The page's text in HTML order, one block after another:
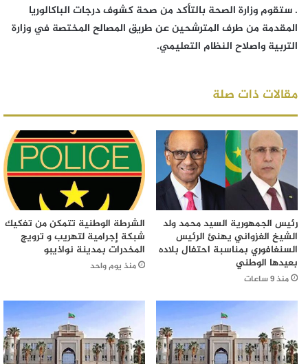
. ستقوم وزارة الصحة بالتأكد من صحة كشوف درجات الباكالوريا
المقدمة من طرف المترشحين عن طريق المصالح المختصة في وزارة
التربية واصلاح النظام التعليمي.
مقالات ذات صلة
رئيس الجمهورية السيد محمد ولد
الشيخ الغزواني يهنئ الرئيس
السنغافوري بمناسبة احتفال بلاده
بعيدها الوطني
منذ 9 ساعات
الشرطة الوطنية تتمكن من تفكيك
شبكة إجرامية لتهريب و ترويج
المخدرات بمدينة نواذيبو
منذ يوم واحد